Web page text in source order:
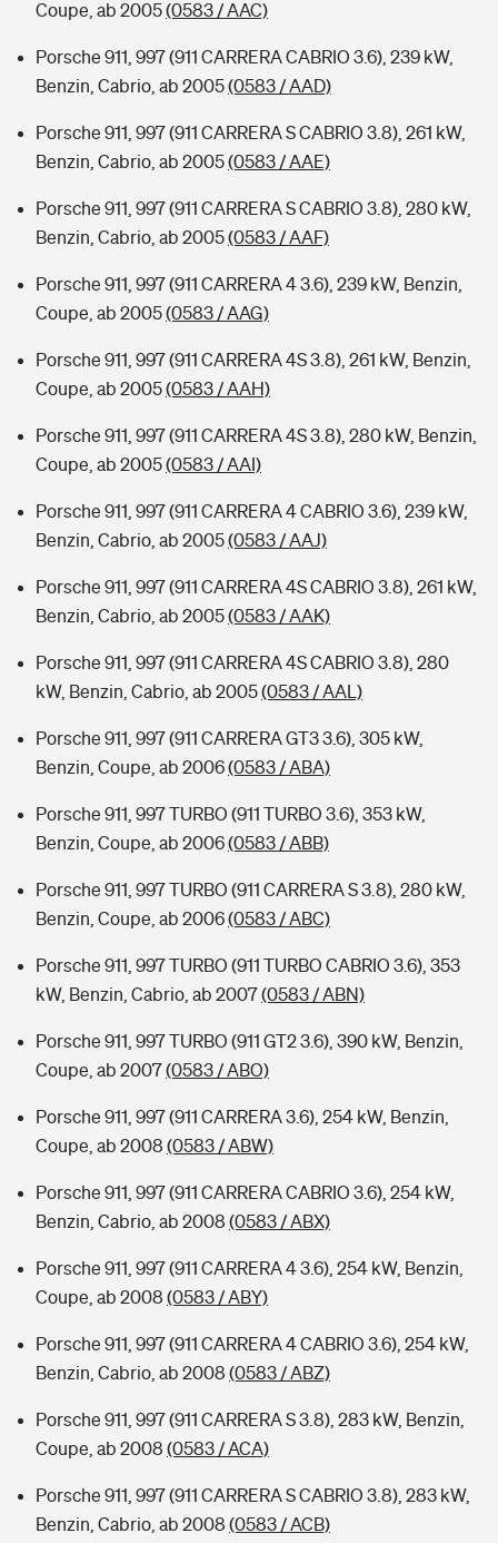
Coupe, ab 2005(0583 / AAC)
Porsche 911, 997 (911 CARRERA CABRIO 3.6), 239 kW,
Benzin, Cabrio, ab 2005(0583 / AAD)
Porsche 911, 997 (911 CARRERA S CABRIO 3.8), 261 kW,
Benzin, Cabrio, ab 2005(0583 / AAE)
Porsche 911, 997 (911 CARRERA S CABRIO 3.8), 280 kW,
Benzin, Cabrio, ab 2005(0583 / AAF)
Porsche 911, 997 (911 CARRERA 4 3.6), 239 kW, Benzin,
Coupe, ab 2005(0583 / AAG)
Porsche 911, 997 (911 CARRERA 4S 3.8), 261 kW, Benzin,
Coupe, ab 2005(0583 / AAH)
Porsche 911, 997 (911 CARRERA 4S 3.8), 280 kW, Benzin,
Coupe, ab 2005(0583 / AAI)
Porsche 911, 997 (911 CARRERA 4 CABRIO 3.6), 239 kW,
Benzin, Cabrio, ab 2005(0583 / AAJ)
Porsche 911, 997 (911 CARRERA 4S CABRIO 3.8), 261 kW,
Benzin, Cabrio, ab 2005(0583 / AAK)
Porsche 911, 997 (911 CARRERA 4S CABRIO 3.8), 280
kW, Benzin, Cabrio, ab 2005(0583 / AAL)
Porsche 911, 997 (911 CARRERA GT3 3.6), 305 kW,
Benzin, Coupe, ab 2006(0583 / ABA)
Porsche 911, 997 TURBO (911 TURBO 3.6), 353 kW,
Benzin, Coupe, ab 2006(0583 / ABB)
Porsche 911, 997 TURBO (911 CARRERA S 3.8), 280 kW,
Benzin, Coupe, ab 2006(0583 / ABC)
Porsche 911, 997 TURBO (911 TURBO CABRIO 3.6), 353
kW, Benzin, Cabrio, ab 2007(0583 / ABN)
Porsche 911, 997 TURBO (911 GT2 3.6), 390 kW, Benzin,
Coupe, ab 2007(0583 / ABO)
Porsche 911, 997 (911 CARRERA 3.6), 254 kW, Benzin,
Coupe, ab 2008 (0583 / ABW)
Porsche 911, 997 (911 CARRERA CABRIO 3.6), 254 kW,
Benzin, Cabrio, ab 2008 (0583 / ABX)
Porsche 911, 997 (911 CARRERA 4 3.6), 254 kW, Benzin,
Coupe, ab 2008 (0583 / ABY)
Porsche 911, 997 (911 CARRERA 4 CABRIO 3.6), 254 kW,
Benzin, Cabrio, ab 2008 (0583 / ABZ)
Porsche 911, 997 (911 CARRERA S 3.8), 283 kW, Benzin,
Coupe, ab 2008 (0583 / ACA)
Porsche 911, 997 (911 CARRERA S CABRIO 3.8), 283 kW,
Benzin, Cabrio, ab 2008 (0583 / ACB)